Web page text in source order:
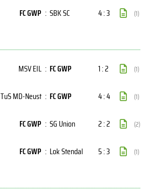
FC GWP : SBK SC 4 : 3 (1)
MSV EIL : FC GWP 1 : 2 (1)
TuS MD-Neust : FC GWP 4 : 4 (1)
FC GWP : SG Union 2 : 2 (2)
FC GWP : Lok Stendal 5 : 3 (1)